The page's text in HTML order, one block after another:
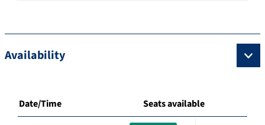
Availability
Date/Time Seats available